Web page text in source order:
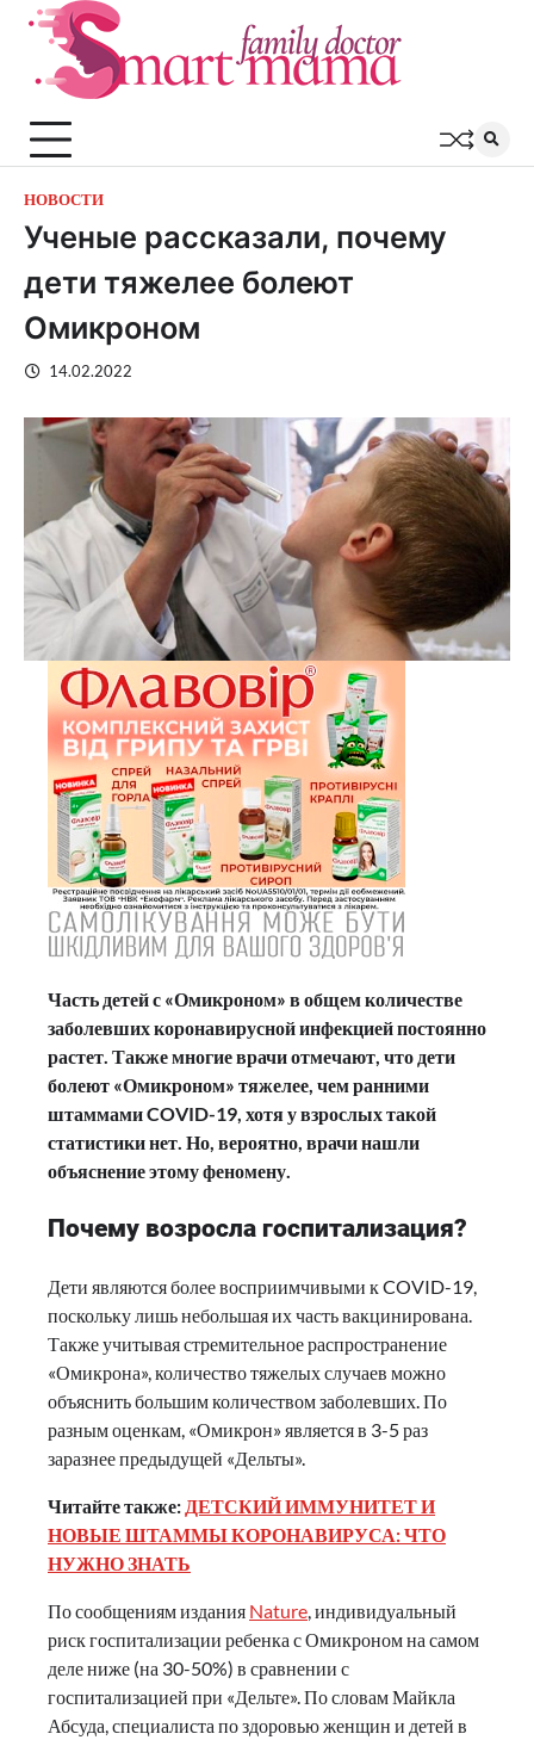
Перейти
содержимому
НОВОСТИ
Ученые рассказали, почему
дети тяжелее болеют
Омикроном
14.02.2022
Часть детей с «Омикроном» в общем количестве
заболевших коронавирусной инфекцией постоянно
растет. Также многие врачи отмечают, что дети
болеют «Омикроном» тяжелее, чем ранними
штаммами COVID-19, хотя у взрослых такой
статистики нет. Но, вероятно, врачи нашли
объяснение этому феномену.
Почему возросла госпитализация?
Дети являются более восприимчивыми к COVID-19,
поскольку лишь небольшая их часть вакцинирована.
Также учитывая стремительное распространение
«Омикрона», количество тяжелых случаев можно
объяснить большим количеством заболевших. По
разным оценкам, «Омикрон» является в 3-5 раз
заразнее предыдущей «Дельты».
Читайте также: ДЕТСКИЙ ИММУНИТЕТ И
НОВЫЕ ШТАММЫ КОРОНАВИРУСА: ЧТО
НУЖНО ЗНАТЬ
По сообщениям издания Nature , индивидуальный
риск госпитализации ребенка с Омикроном на самом
деле ниже (на 30-50%) в сравнении с
госпитализацией при «Дельте». По словам Майкла
Абсуда, специалиста по здоровью женщин и детей в